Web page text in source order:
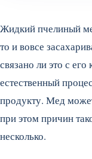
Жидкий пчелиный
то и вовсе
связано ли это с его
естественный
продукту. Мед
при этом причин
несколько.